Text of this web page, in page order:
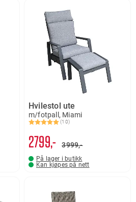
Hvilestol ute
m/fotpall, Miami
Karakter:
(10)
5.0 av 5 mulige
2799,- 3999,-
På lager i butikk
Kan kjøpes på nett